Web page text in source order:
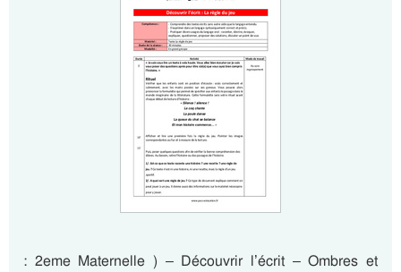
: 2eme Maternelle ) – Découvrir l’écrit – Ombres et